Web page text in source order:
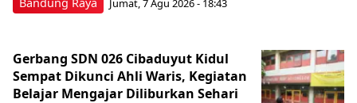
Jumat, 7 Agu 2026 - 18:43
Gerbang SDN 026 Cibaduyut Kidul
Sempat Dikunci Ahli Waris, Kegiatan
Belajar Mengajar Diliburkan Sehari